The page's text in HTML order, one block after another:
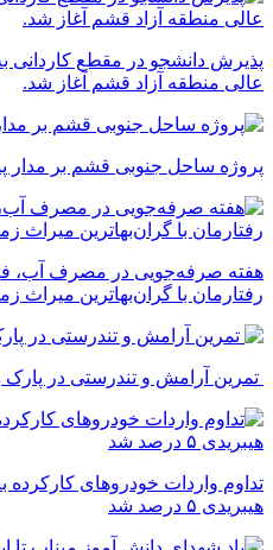
پذیرش دانشجو در مقطع
عالی منطقه آزاد قشم آغاز شد.
پروژه ساحل جنوبی قشم بر مدار
‌هفته صرفه‌جویی در مصرف آب،
رفتارمان با گران‌بهاترین میراث
تمرین آرامش و تندرستی در
تداوم واردات خودروهای
هیبریدی ۵ درصد شد